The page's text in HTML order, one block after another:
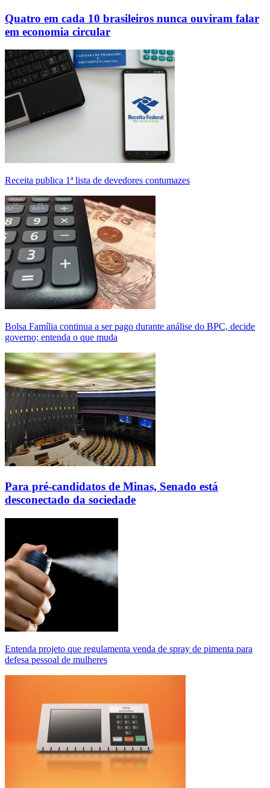
Quatro em cada 10 brasileiros nunca ouviram falar
em economia circular
Receita publica 1ª lista de devedores contumazes
Bolsa Família continua a ser pago durante análise do BPC, decide
governo; entenda o que muda
Para pré-candidatos de Minas, Senado está
desconectado da sociedade
Entenda projeto que regulamenta venda de spray de pimenta para
defesa pessoal de mulheres